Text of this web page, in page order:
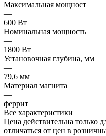
Максимальная мощност
—
600 Вт
Номинальная мощность
—
1800 Вт
Установочная глубина, мм
—
79,6 мм
Материал магнита
—
феррит
Все характеристики
Цена действительна только
отличаться от цен в